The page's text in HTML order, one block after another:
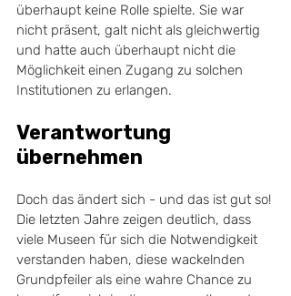
überhaupt keine Rolle spielte. Sie war
nicht präsent, galt nicht als gleichwertig
und hatte auch überhaupt nicht die
Möglichkeit einen Zugang zu solchen
Institutionen zu erlangen.
Verantwortung
übernehmen
Doch das ändert sich - und das ist gut so!
Die letzten Jahre zeigen deutlich, dass
viele Museen für sich die Notwendigkeit
verstanden haben, diese wackelnden
Grundpfeiler als eine wahre Chance zu